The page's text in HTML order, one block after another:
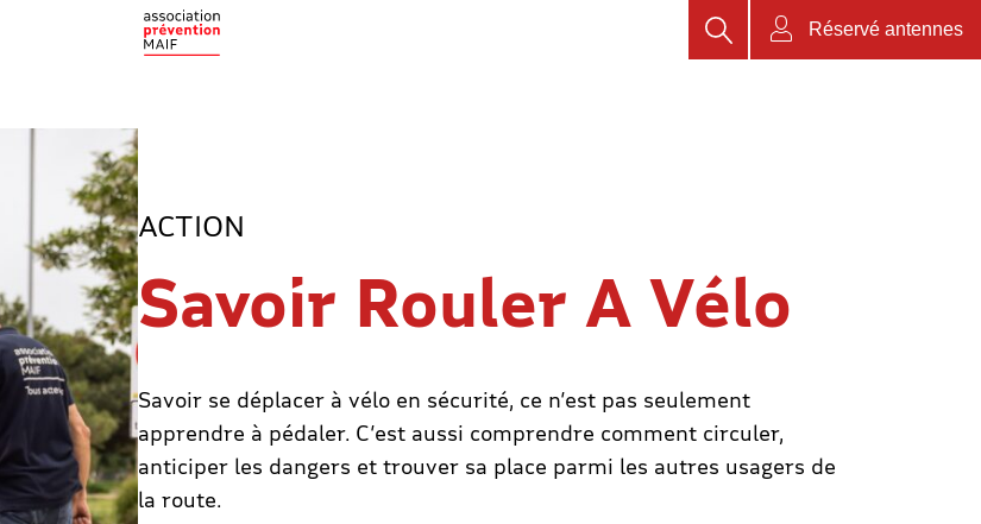
Réservé antennes
Rechercher
ACTION
Savoir Rouler A Vélo
Savoir se déplacer à vélo en sécurité, ce n’est pas seulement
apprendre à pédaler. C’est aussi comprendre comment circuler,
anticiper les dangers et trouver sa place parmi les autres usagers de
la route.